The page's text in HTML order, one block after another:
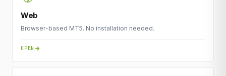
Web
Browser-based MT5. No installation needed.
OPEN